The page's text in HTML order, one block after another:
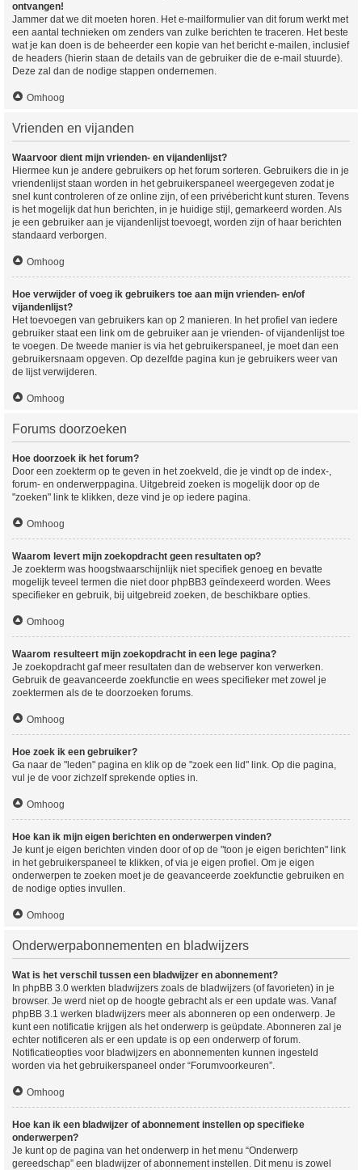
ontvangen!
Jammer dat we dit moeten horen. Het e-mailformulier van dit forum werkt met
een aantal technieken om zenders van zulke berichten te traceren. Het beste
wat je kan doen is de beheerder een kopie van het bericht e-mailen, inclusief
de headers (hierin staan de details van de gebruiker die de e-mail stuurde).
Deze zal dan de nodige stappen ondernemen.
Omhoog
Vrienden en vijanden
Waarvoor dient mijn vrienden- en vijandenlijst?
Hiermee kun je andere gebruikers op het forum sorteren. Gebruikers die in je
vriendenlijst staan worden in het gebruikerspaneel weergegeven zodat je
snel kunt controleren of ze online zijn, of een privébericht kunt sturen. Tevens
is het mogelijk dat hun berichten, in je huidige stijl, gemarkeerd worden. Als
je een gebruiker aan je vijandenlijst toevoegt, worden zijn of haar berichten
standaard verborgen.
Omhoog
Hoe verwijder of voeg ik gebruikers toe aan mijn vrienden- en/of
vijandenlijst?
Het toevoegen van gebruikers kan op 2 manieren. In het profiel van iedere
gebruiker staat een link om de gebruiker aan je vrienden- of vijandenlijst toe
te voegen. De tweede manier is via het gebruikerspaneel, je moet dan een
gebruikersnaam opgeven. Op dezelfde pagina kun je gebruikers weer van
de lijst verwijderen.
Omhoog
Forums doorzoeken
Hoe doorzoek ik het forum?
Door een zoekterm op te geven in het zoekveld, die je vindt op de index-,
forum- en onderwerppagina. Uitgebreid zoeken is mogelijk door op de
"zoeken" link te klikken, deze vind je op iedere pagina.
Omhoog
Waarom levert mijn zoekopdracht geen resultaten op?
Je zoekterm was hoogstwaarschijnlijk niet specifiek genoeg en bevatte
mogelijk teveel termen die niet door phpBB3 geïndexeerd worden. Wees
specifieker en gebruik, bij uitgebreid zoeken, de beschikbare opties.
Omhoog
Waarom resulteert mijn zoekopdracht in een lege pagina?
Je zoekopdracht gaf meer resultaten dan de webserver kon verwerken.
Gebruik de geavanceerde zoekfunctie en wees specifieker met zowel je
zoektermen als de te doorzoeken forums.
Omhoog
Hoe zoek ik een gebruiker?
Ga naar de "leden" pagina en klik op de "zoek een lid" link. Op die pagina,
vul je de voor zichzelf sprekende opties in.
Omhoog
Hoe kan ik mijn eigen berichten en onderwerpen vinden?
Je kunt je eigen berichten vinden door of op de "toon je eigen berichten" link
in het gebruikerspaneel te klikken, of via je eigen profiel. Om je eigen
onderwerpen te zoeken moet je de geavanceerde zoekfunctie gebruiken en
de nodige opties invullen.
Omhoog
Onderwerpabonnementen en bladwijzers
Wat is het verschil tussen een bladwijzer en abonnement?
In phpBB 3.0 werkten bladwijzers zoals de bladwijzers (of favorieten) in je
browser. Je werd niet op de hoogte gebracht als er een update was. Vanaf
phpBB 3.1 werken bladwijzers meer als abonneren op een onderwerp. Je
kunt een notificatie krijgen als het onderwerp is geüpdate. Abonneren zal je
echter notificeren als er een update is op een onderwerp of forum.
Notificatieopties voor bladwijzers en abonnementen kunnen ingesteld
worden via het gebruikerspaneel onder “Forumvoorkeuren”.
Omhoog
Hoe kan ik een bladwijzer of abonnement instellen op specifieke
onderwerpen?
Je kunt op de pagina van het onderwerp in het menu “Onderwerp
gereedschap” een bladwijzer of abonnement instellen. Dit menu is zowel